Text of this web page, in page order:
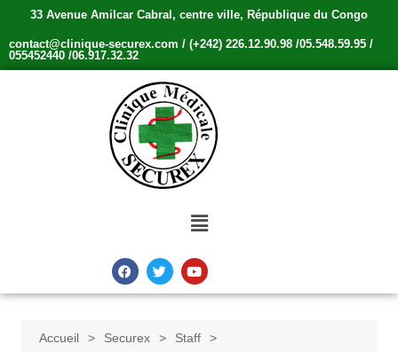
33 Avenue Amilcar Cabral, centre ville, République du Congo
contact@clinique-securex.com / (+242) 226.12.90.98 /05.548.59.95 /
055452440 /06.917.32.32
Accueil Securex
Staff